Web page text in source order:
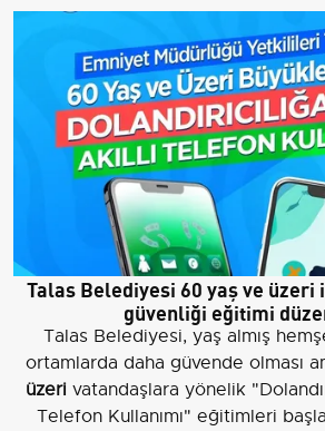
Talas Belediyesi 60 yaş ve üzeri
güvenliği eğitimi
Talas Belediyesi, yaş almış
ortamlarda daha güvende olması
üzerivatandaşlara yönelik
Telefon Kullanımı" eğitimleri